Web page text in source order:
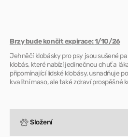
a
(Expirace)
Brzy bude končit expirace:1/10/26
Jehněčí klobásky pro psy jsou sušené
klobás, které nabízí jedinečnou chuť a
připomínající lidské klobásy, usnadňuje
kvalitní maso, ale také zdraví prospěšné
Složení